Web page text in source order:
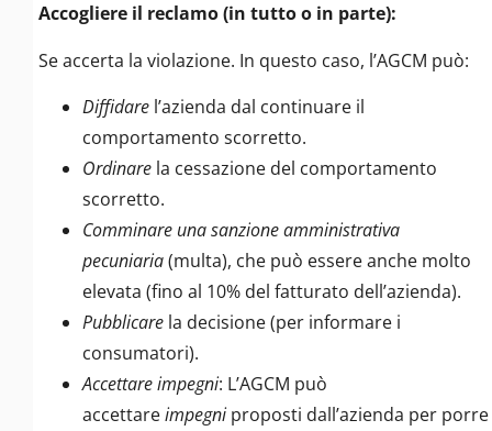
Accogliere il reclamo (in tutto o in parte):
Se accerta la violazione. In questo caso, l’AGCM può:
Diffidare l’azienda dal continuare il
comportamento scorretto.
Ordinare la cessazione del comportamento
scorretto.
Comminare una sanzione amministrativa
pecuniaria(multa), che può essere anche molto
elevata (fino al 10% del fatturato dell’azienda).
Pubblicare la decisione (per informare i
consumatori).
Accettare impegni: L’AGCM può
accettareimpegni proposti dall’azienda per porre